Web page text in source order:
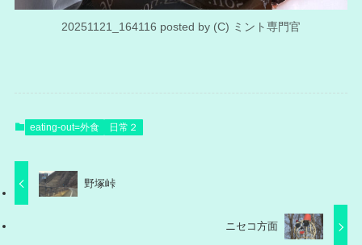
20251121_164116 posted by (C) ミント専門官
eating-out=外食 日常２
野塚峠
ニセコ方面